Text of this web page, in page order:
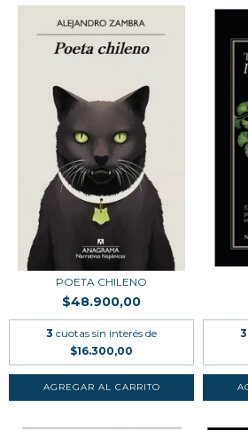
POETA CHILENO
$48.900,00
3 cuotas sin interés de
$16.300,00
3